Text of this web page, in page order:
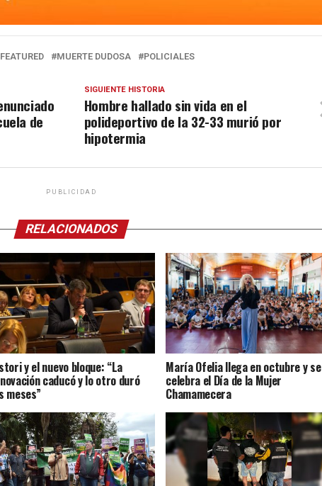
FEATURED MUERTE DUDOSA POLICIALES
SIGUIENTE HISTORIA
Hombre hallado sin vida en el
polideportivo de la 32-33 murió por
hipotermia
de
PUBLICIDAD
RELACIONADOS
y el nuevo bloque: “La
caducó y lo otro duró
meses”
María Ofelia llega en octubre y se
celebra el Día de la Mujer
Chamamecera